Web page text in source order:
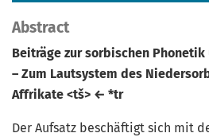
Abstract
Beiträge zur sorbischen
– Zum Lautsystem des
Affrikate <tš> ← *tr
Der Aufsatz beschäftigt sich mit